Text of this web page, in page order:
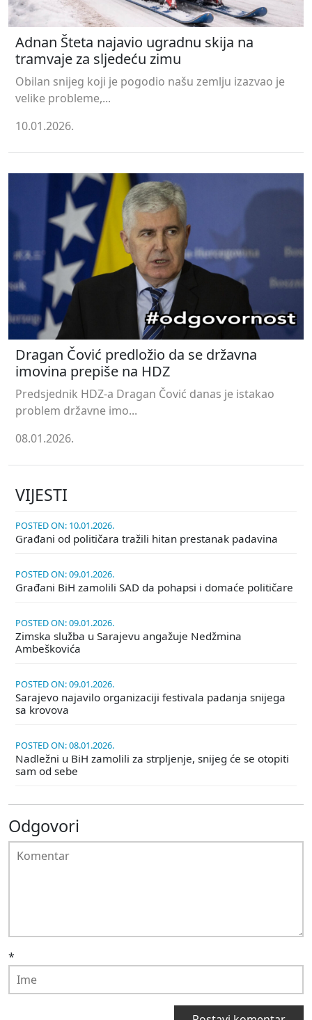
Adnan Šteta najavio ugradnu skija na
tramvaje za sljedeću zimu
Obilan snijeg koji je pogodio našu zemlju izazvao je
velike probleme,...
10.01.2026.
Dragan Čović predložio da se državna
imovina prepiše na HDZ
Predsjednik HDZ-a Dragan Čović danas je istakao
problem državne imo...
08.01.2026.
VIJESTI
POSTED ON: 10.01.2026.
Građani od političara tražili hitan prestanak padavina
POSTED ON: 09.01.2026.
Građani BiH zamolili SAD da pohapsi i domaće političare
POSTED ON: 09.01.2026.
Zimska služba u Sarajevu angažuje Nedžmina
Ambeškovića
POSTED ON: 09.01.2026.
Sarajevo najavilo organizaciji festivala padanja snijega
sa krovova
POSTED ON: 08.01.2026.
Nadležni u BiH zamolili za strpljenje, snijeg će se otopiti
sam od sebe
Odgovori
*